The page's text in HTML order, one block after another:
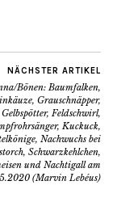
NÄCHSTER ARTIKEL
Bönen: Baumfalken,
Grauschnäpper,
Feldschwirl,
Kuckuck,
Nachwuchs bei
Schwarzkehlchen,
und Nachtigall am
(Marvin Lebéus)